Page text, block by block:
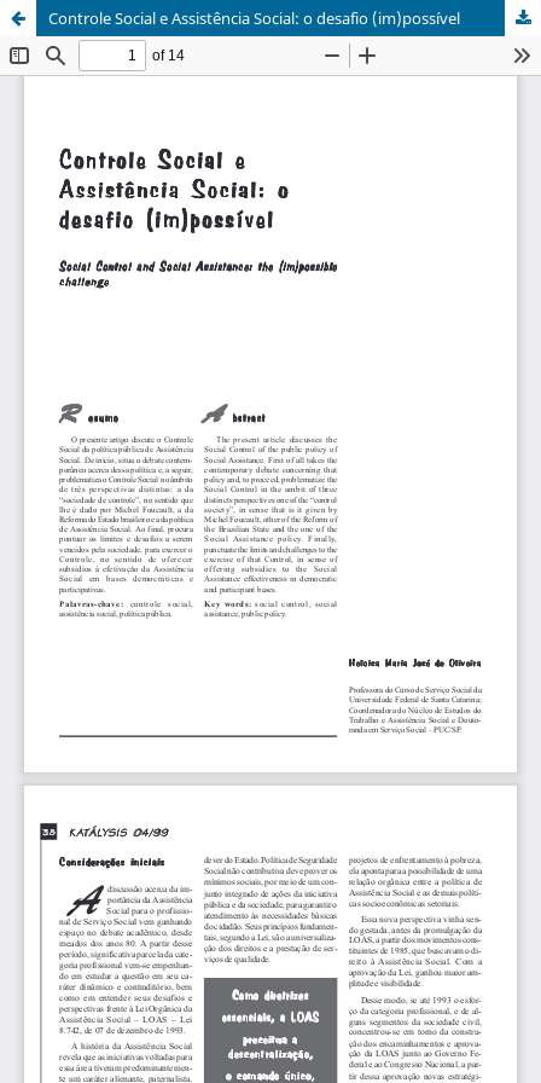
Controle Social e Assistência Social: o desafio (im)possível